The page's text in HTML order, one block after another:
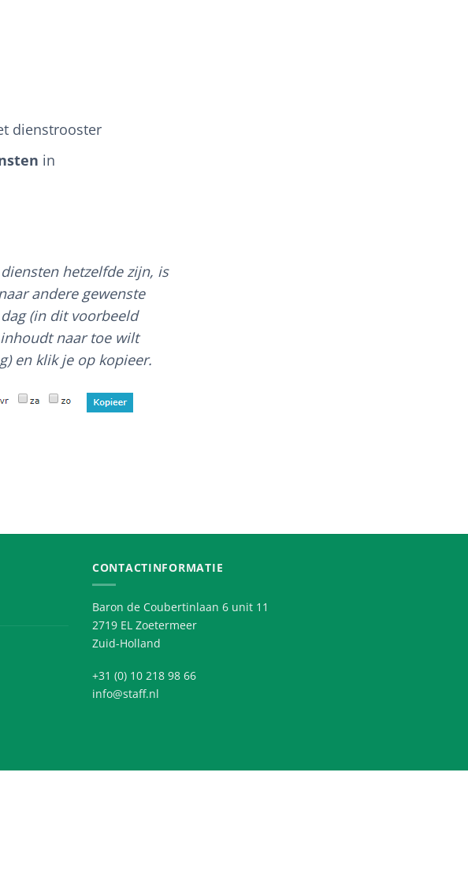
dienstrooster
in
hetzelfde zijn, is
andere gewenste
(in dit voorbeeld
naar toe wilt
en klik je op kopieer.
CONTACTINFORMATIE
Baron de Coubertinlaan 6 unit 11
2719 EL Zoetermeer
Zuid-Holland
+31 (0) 10 218 98 66
info@staff.nl